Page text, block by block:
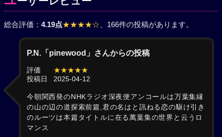
総合評価： 4.19点★★★★☆、166件の投稿があります。
P.N.「pinewood」さんからの投稿
評価
★★★★★
投稿日
2025-04-12
今朝関西発のNHKラジオ深夜便アンコールは万葉集縁
の山の辺の道探索前篇,君の名はと訊ねる恋の駆け引き
のルーツは本篇タイトルに在る萬葉集の世界と云うロ
マンス